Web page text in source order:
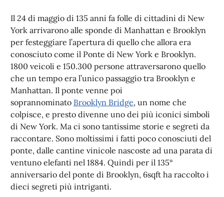
Il 24 di maggio di 135 anni fa folle di cittadini di New
York arrivarono alle sponde di Manhattan e Brooklyn
per festeggiare l’apertura di quello che allora era
conosciuto come il Ponte di New York e Brooklyn.
1800 veicoli e 150.300 persone attraversarono quello
che un tempo era l’unico passaggio tra Brooklyn e
Manhattan. Il ponte venne poi
soprannominato Brooklyn Bridge, un nome che
colpisce, e presto divenne uno dei più iconici simboli
di New York. Ma ci sono tantissime storie e segreti da
raccontare. Sono moltissimi i fatti poco conosciuti del
ponte, dalle cantine vinicole nascoste ad una parata di
ventuno elefanti nel 1884. Quindi per il 135°
anniversario del ponte di Brooklyn, 6sqft ha raccolto i
dieci segreti più intriganti.